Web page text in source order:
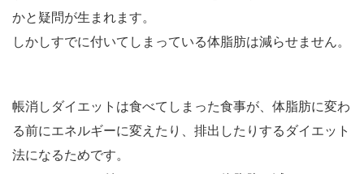
かと疑問が生まれます。
しかしすでに付いてしまっている体脂肪は減らせません。
帳消しダイエットは食べてしまった食事が、体脂肪に変わ
る前にエネルギーに変えたり、排出したりするダイエット
法になるためです。